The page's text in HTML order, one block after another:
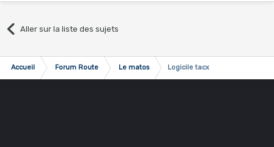
Aller sur la liste des sujets
Accueil Forum Route Le matos Logicile tacx